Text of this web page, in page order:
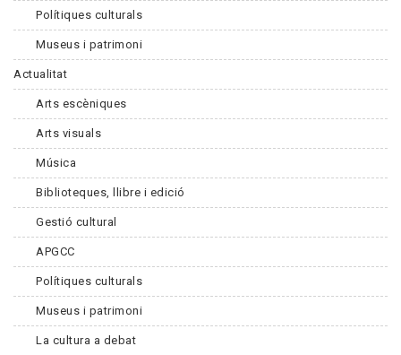
Polítiques culturals
Museus i patrimoni
Actualitat
Arts escèniques
Arts visuals
Música
Biblioteques, llibre i edició
Gestió cultural
APGCC
Polítiques culturals
Museus i patrimoni
La cultura a debat